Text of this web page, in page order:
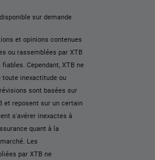
sur demande
et opinions contenues
ou rassemblées par XTB
Cependant, XTB ne
inexactitude ou
sont basées sur
et reposent sur un certain
s'avérer inexactes à
quant à la
Les
par XTB ne